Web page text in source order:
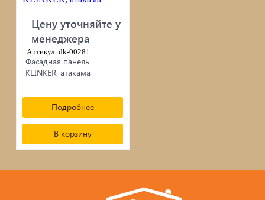
Элементы ковки
Лакокрасочные материалы
Ручной инструмент
Метизы
Цену уточняйте у
менеджера
Артикул: dk-00281
Фасадная панель
KLINKER, атакама
Подробнее
В корзину